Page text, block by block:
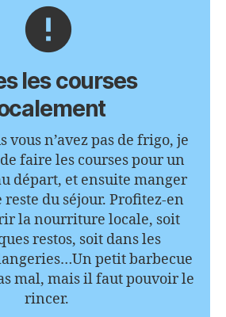
error
les courses
vous n’avez pas de frigo, je
faire les courses pour un
départ, et ensuite manger
du séjour. Profitez-en
la nourriture locale, soit
restos, soit dans les
petit barbecue
mal, mais il faut pouvoir le
rincer.